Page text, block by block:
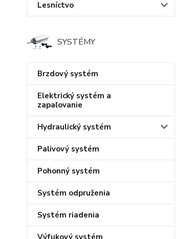
Lesníctvo
SYSTÉMY
Brzdový systém
Elektrický systém a
zapaľovanie
Hydraulický systém
Palivový systém
Pohonný systém
Systém odpruženia
Systém riadenia